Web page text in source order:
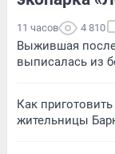
11 часов 4 810
Выжившая после
выписалась из
Как
жительницы